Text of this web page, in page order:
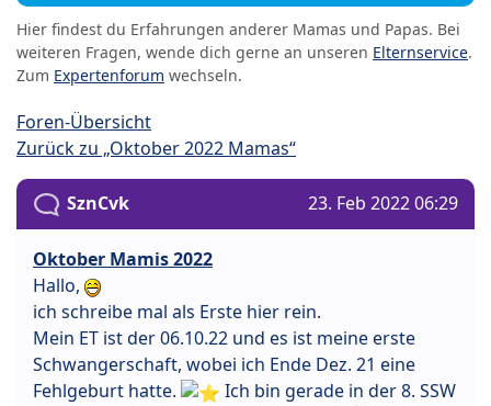
Hier findest du Erfahrungen anderer Mamas und Papas. Bei
weiteren Fragen, wende dich gerne an unseren Elternservice.
Zum Expertenforum wechseln.
Foren-Übersicht
Zurück zu „Oktober 2022 Mamas“
SznCvk 23. Feb 2022 06:29
Oktober Mamis 2022
Hallo,
ich schreibe mal als Erste hier rein.
Mein ET ist der 06.10.22 und es ist meine erste
Schwangerschaft, wobei ich Ende Dez. 21 eine
Fehlgeburt hatte.
Ich bin gerade in der 8. SSW